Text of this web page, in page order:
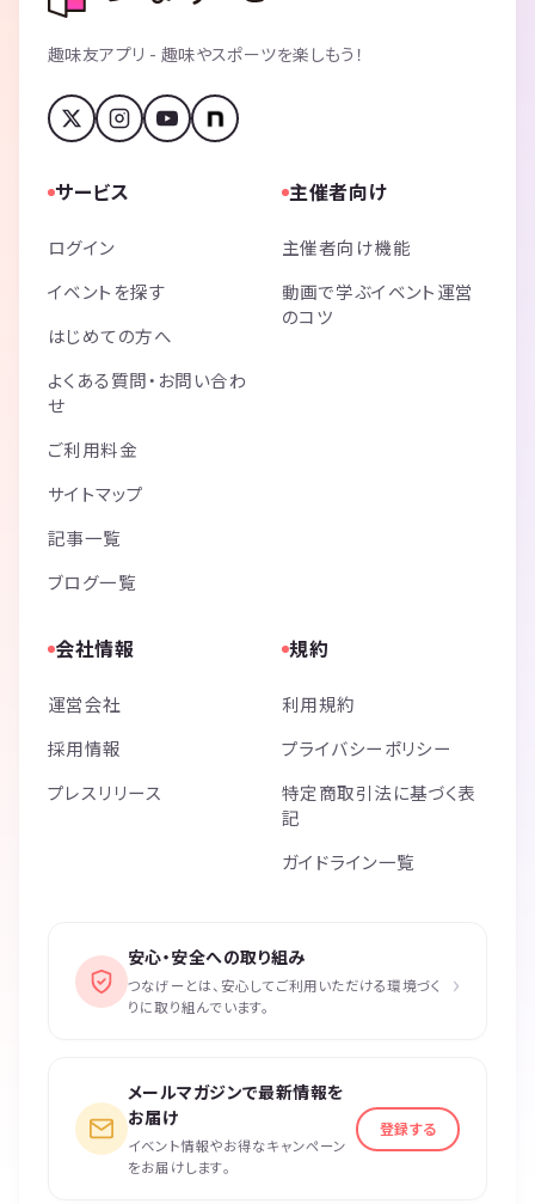
趣味友アプリ - 趣味やスポーツを楽しもう！
サービス
ログイン
イベントを探す
はじめての方へ
よくある質問・お問い合わ
せ
ご利用料金
サイトマップ
記事一覧
ブログ一覧
主催者向け
主催者向け機能
動画で学ぶイベント運営
のコツ
会社情報
運営会社
採用情報
プレスリリース
規約
利用規約
プライバシーポリシー
特定商取引法に基づく表
記
ガイドライン一覧
安心・安全への取り組み
つなげーとは、安心してご利用いただける環境づく
りに取り組んでいます。
›
メールマガジンで最新情報を
お届け
イベント情報やお得なキャンペーン
をお届けします。
登録する